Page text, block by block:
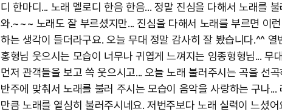
디 한마디... 노래 멜로디 한음 한음... 정말 진심을 다해서 노래를
와.~~~ 노래도 잘 부르셨지만... 진심을 다해서 노래를 부르면 이
하는 생각이 들더라구요. 오늘 무대 정말 감사히 잘 봤습니다.^^ 열
홍형님 웃으시는 모습이 너무나 귀엽게 느껴지는 임종형형님... 무
먼저 관객들을 보고 쓱 웃으시고... 오늘 노래 불러주시는 곡을 선곡
반주에 맞춰서 노래를 불러 주시는 모습이 음악을 사랑하는 구나...
만큼 노래를 열심히 불러주시네요. 저번주보다 노래 실력이 느셨어